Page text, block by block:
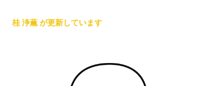
桂 浄薫 が更新しています